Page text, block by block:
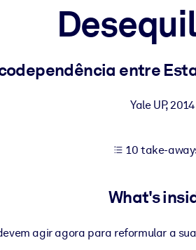
outputs.
entre
Yale UP,2014
10 take-
What's
devem agir agora para reformular a